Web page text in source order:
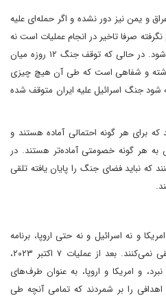
و یمن نیز دور نشده و اگر حمله‌ای علیه
صرفا تاخیر در انجام عملیات است نه
توافقی که بخواهد از انجام آن مانع شود. در حالی که توقف جنگ ۱۲ روزه میان
و شفاهی است که طی آن هیچ چیزی
جنگ اسرائیل علیه ایران متوقف شده
که برای هر گونه احتمالی آماده هستند و
برای واکنش به هر گونه خصومتی آماده‌تر هستند. در
که نباید فضای جنگ را پایان یافته تلقی
و نه اسرائیل و نه حتی اروپا، برنامه
خود را برای خاورمیانه پایان‌یافته تلقی نمی‌کنند. بعد از عملیات ۷ اکتبر ۲۰۲۳،
و امریکا و اروپا، به عنوان طرف‌های
را بر شمردند که تمامی آنچه طی